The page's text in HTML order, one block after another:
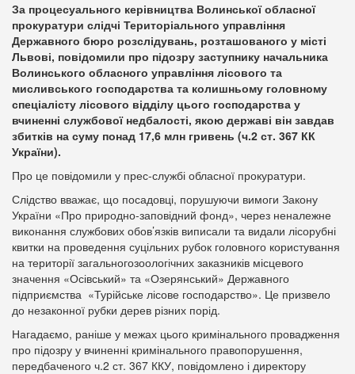
За процесуального керівництва Волинської обласної
прокуратури слідчі Територіального управління
Державного бюро розслідувань, розташованого у місті
Львові, повідомили про підозру заступнику начальника
Волинського обласного управління лісового та
мисливського господарства та колишньому головному
спеціалісту лісового відділу цього господарства у
вчиненні службової недбалості, якою державі він завдав
збитків на суму понад 17,6 млн гривень (ч.2 ст. 367 КК
України).
Про це повідомили у прес-службі обласної прокуратури.
Слідство вважає, що посадовці, порушуючи вимоги Закону
України «Про природно-заповідний фонд», через неналежне
виконання службових обов’язків виписали та видали лісорубні
квитки на проведення суцільних рубок головного користування
на території загальногозоологічних заказників місцевого
значення «Осівський» та «Озерянський» Державного
підприємства «Турійське лісове господарство». Це призвело
до незаконної рубки дерев різних порід.
Нагадаємо, раніше у межах цього кримінального провадження
про підозру у вчиненні кримінального правопорушення,
передбаченого ч.2 ст. 367 ККУ, повідомлено і директору